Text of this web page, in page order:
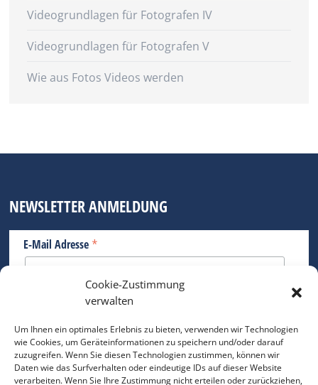
Cookie-Zustimmung
verwalten
Um Ihnen ein optimales Erlebnis zu bieten, verwenden wir Technologien
wie Cookies, um Geräteinformationen zu speichern und/oder darauf
zuzugreifen. Wenn Sie diesen Technologien zustimmen, können wir
Daten wie das Surfverhalten oder eindeutige IDs auf dieser Website
verarbeiten. Wenn Sie Ihre Zustimmung nicht erteilen oder zurückziehen,
Videogrundlagen für Fotografen IV
Videogrundlagen für Fotografen V
Wie aus Fotos Videos werden
NEWSLETTER ANMELDUNG
E-Mail Adresse *
Bitte geben Sie Ihre E-Mail Adresse ein.
*